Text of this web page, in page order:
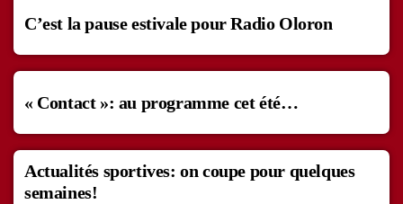
C’est la pause estivale pour Radio Oloron
« Contact »: au programme cet été…
Actualités sportives: on coupe pour quelques
semaines!